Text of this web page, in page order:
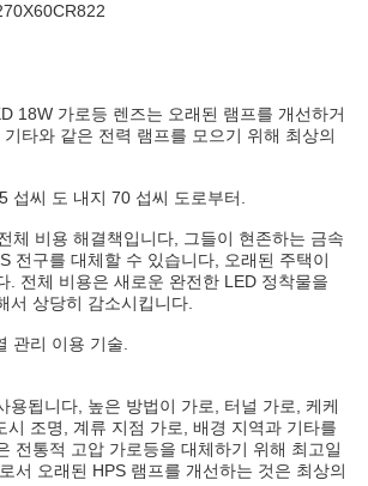
18W 가로등 렌즈는 오래된 램프를 개선하거
타와 같은 전력 램프를 모으기 위해 최상의
섭씨 도 내지 70 섭씨 도로부터.
체 비용 해결책입니다, 그들이 현존하는 금속
전구를 대체할 수 있습니다, 오래된 주택이
. 전체 비용은 새로운 완전한 LED 정착물을
서 상당히 감소시킵니다.
관리 이용 기술.
용됩니다, 높은 방법이 가로, 터널 가로, 케케
시 조명, 계류 지점 가로, 배경 지역과 기타를
전통적 고압 가로등을 대체하기 위해 최고일
서 오래된 HPS 램프를 개선하는 것은 최상의